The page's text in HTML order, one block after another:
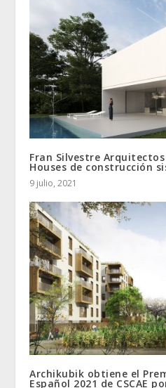
Fran Silvestre
Houses de construcción
9 julio, 2021
Archikubik obtiene el
Español 2021 de CSCAE